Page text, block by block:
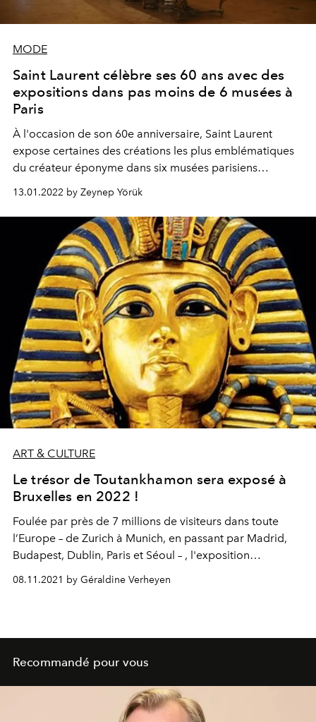
MODE
Saint Laurent célèbre ses 60 ans avec des
expositions dans pas moins de 6 musées à
Paris
À l'occasion de son 60e anniversaire, Saint Laurent
expose certaines des créations les plus emblématiques
du créateur éponyme dans six musées parisiens
13.01.2022 by Zeynep Yörük
ART & CULTURE
Le trésor de Toutankhamon sera exposé à
Bruxelles en 2022 !
Foulée par près de 7 millions de visiteurs dans toute
l’Europe – de Zurich à Munich, en passant par Madrid,
Budapest, Dublin, Paris et Séoul – , l'exposition
"Toutankhamon - Son tombeau et ses trésors" arrive
enfin à Bruxelles en avril 2022.
08.11.2021 by Géraldine Verheyen
Recommandé pour vous